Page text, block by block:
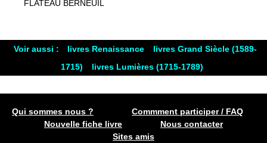
FLATEAU BERNEUIL
Voir aussi : livres Renaissance
livres Grand Siècle (1589-
1715)
livres Lumières (1715-1789)
Qui sommes nous ?
Commment participer / FAQ
Nouvelle fiche livre
Nous contacter
Sites amis